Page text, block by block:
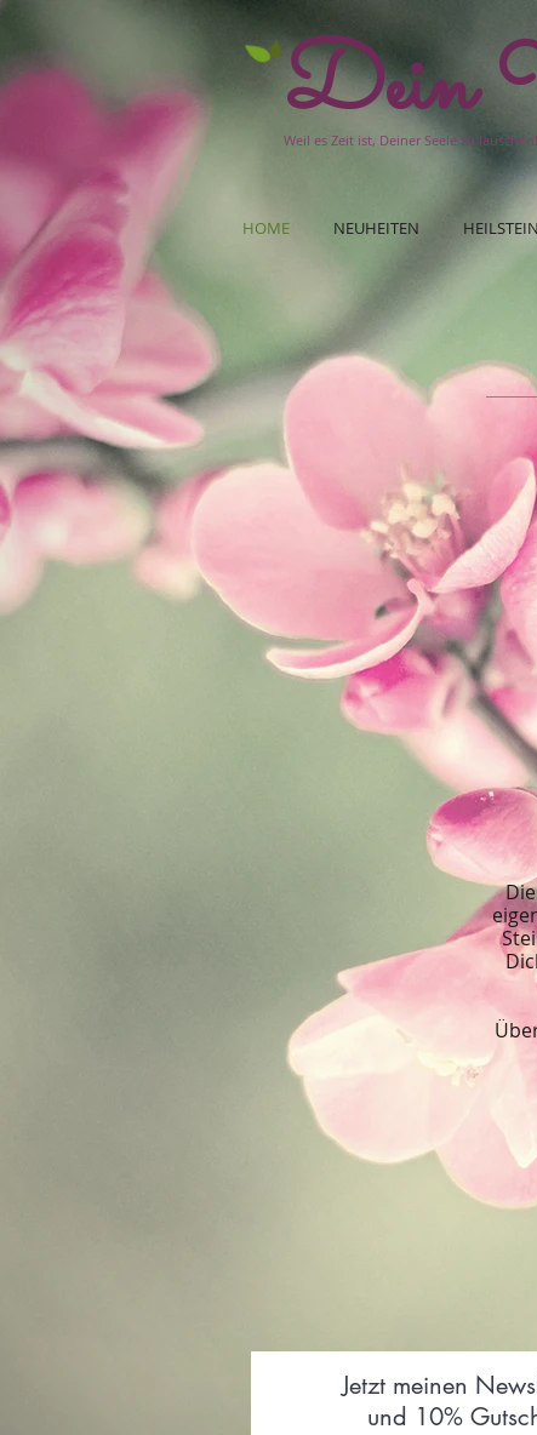
Dein
Weil es Zeit ist, Deiner Seele zu lauschen!
HOME NEUHEITEN
Jetzt meinen
und 10%